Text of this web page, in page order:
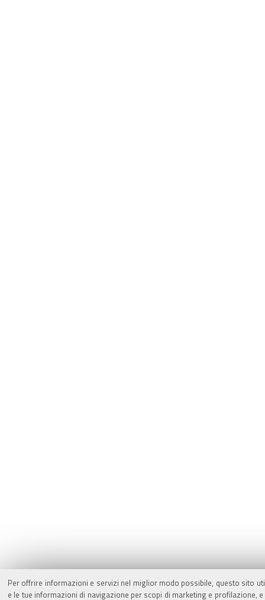
Per offrire informazioni e servizi nel miglior modo possibile, questo sito
e le tue informazioni di navigazione per scopi di marketing e